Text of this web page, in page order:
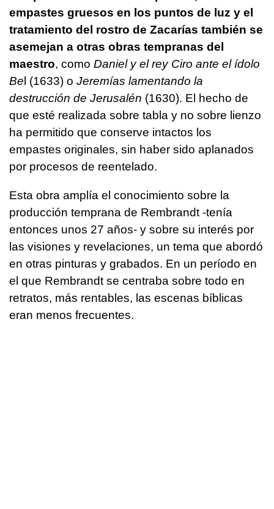
empastes gruesos en los puntos de luz y el
tratamiento del rostro de Zacarías también se
asemejan a otras obras tempranas del
maestro, como Daniel y el rey Ciro ante el ídolo
Bel (1633) o Jeremías lamentando la
destrucción de Jerusalén (1630). El hecho de
que esté realizada sobre tabla y no sobre lienzo
ha permitido que conserve intactos los
empastes originales, sin haber sido aplanados
por procesos de reentelado.
Esta obra amplía el conocimiento sobre la
producción temprana de Rembrandt -tenía
entonces unos 27 años- y sobre su interés por
las visiones y revelaciones, un tema que abordó
en otras pinturas y grabados. En un período en
el que Rembrandt se centraba sobre todo en
retratos, más rentables, las escenas bíblicas
eran menos frecuentes.